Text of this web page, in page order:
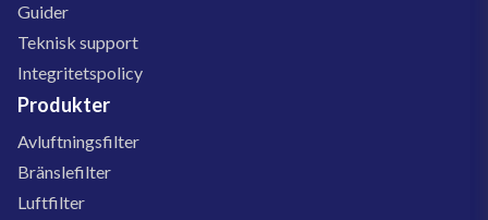
Guider
Teknisk support
Integritetspolicy
Produkter
Avluftningsfilter
Bränslefilter
Luftfilter